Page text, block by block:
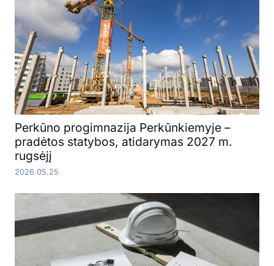
Perkūno progimnazija Perkūnkiemyje –
pradėtos statybos, atidarymas 2027 m.
rugsėjį
2026.05.25